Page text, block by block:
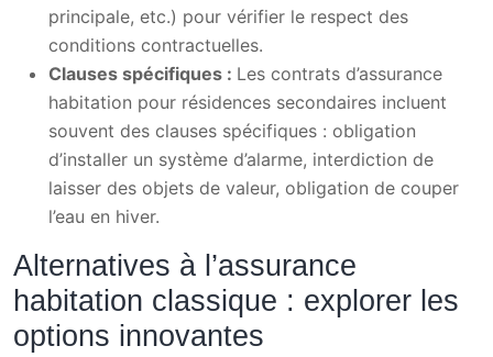
principale, etc.) pour vérifier le respect des
conditions contractuelles.
Clauses spécifiques : Les contrats d’assurance
habitation pour résidences secondaires incluent
souvent des clauses spécifiques : obligation
d’installer un système d’alarme, interdiction de
laisser des objets de valeur, obligation de couper
l’eau en hiver.
Alternatives à l’assurance
habitation classique : explorer les
options innovantes